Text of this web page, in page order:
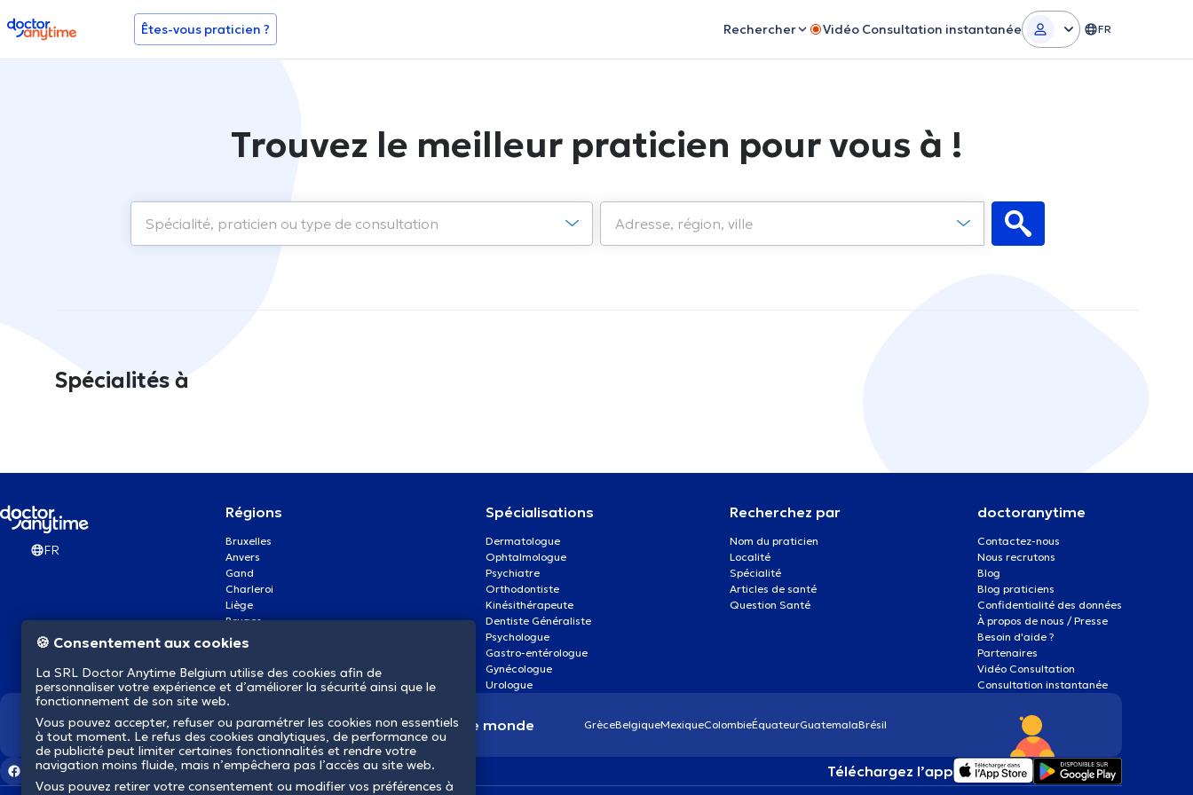
doctoranytime Êtes-vous praticien ? Rechercher Vidéo Consultation instantanée FR
Trouvez le meilleur praticien pour vous à !
Spécialités à
FR
Régions
Bruxelles
Anvers
Gand
Charleroi
Liège
Bruges
Namur
Mons
Aalst Flandre-Orientale
Spécialisations
Dermatologue
Ophtalmologue
Psychiatre
Orthodontiste
Kinésithérapeute
Dentiste Généraliste
Psychologue
Gastro-entérologue
Gynécologue
Urologue
Recherchez par
Nom du praticien
Localité
Spécialité
Articles de santé
Question Santé
doctoranytime
Contactez-nous
Nous recrutons
Blog
Blog praticiens
Confidentialité des données
À propos de nous / Presse
Besoin d'aide ?
Partenaires
Vidéo Consultation
Consultation instantanée
Nous révolutionnons la santé dans le monde GrèceBelgiqueMexiqueColombieÉquateurGuatemalaBrésil
Téléchargez l’app
🍪 Consentement aux cookies
La SRL Doctor Anytime Belgium utilise des cookies afin de
personnaliser votre expérience et d’améliorer la sécurité ainsi que le
fonctionnement de son site web.
Vous pouvez accepter, refuser ou paramétrer les cookies non essentiels
à tout moment. Le refus des cookies analytiques, de performance ou
de publicité peut limiter certaines fonctionnalités et rendre votre
navigation moins fluide, mais n’empêchera pas l’accès au site web.
Vous pouvez retirer votre consentement ou modifier vos préférences à